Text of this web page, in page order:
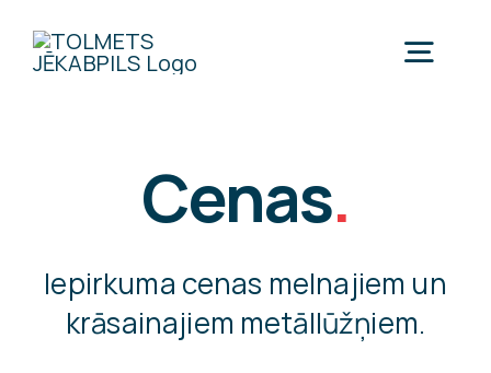
Metāllūžņu pieņemšanas punkti
Pakalpojumi
Cenas.
Iepirkuma cenas melnajiem un
krāsainajiem metāllūžņiem.